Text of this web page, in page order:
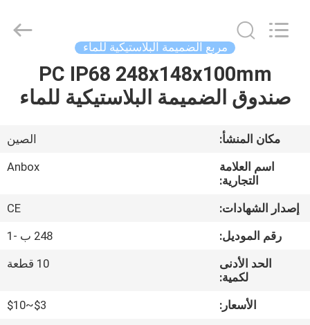
منزل،
بيت
منتجات
معلومات
عنا
جولة
المعمل
مربع الضميمة البلاستيكية للماء
PC IP68 248x148x100mm
صندوق الضميمة البلاستيكية للماء
مكان المنشأ:
الصين
اسم العلامة
التجارية:
Anbox
إصدار الشهادات:
CE
رقم الموديل:
248 ب -1
الحد الأدنى
لكمية:
10 قطعة
الأسعار:
$3~$10